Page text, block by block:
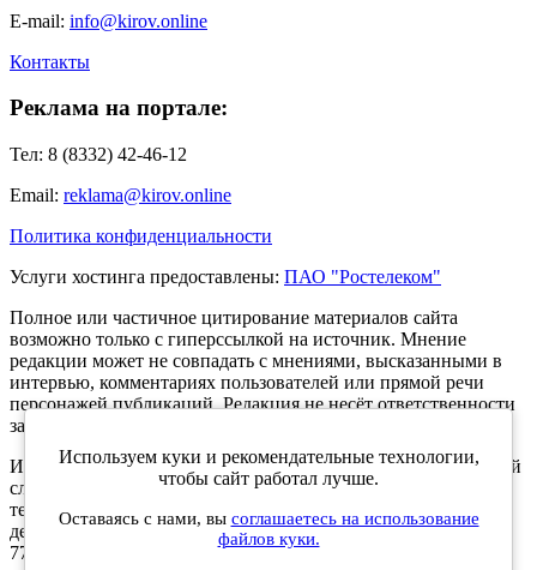
E-mail: info@kirov.online
Контакты
Реклама на портале:
Тел: 8 (8332) 42-46-12
Email: reklama@kirov.online
Политика конфиденциальности
Услуги хостинга предоставлены: ПАО "Ростелеком"
Полное или частичное цитирование материалов сайта
возможно только с гиперссылкой на источник. Мнение
редакции может не совпадать с мнениями, высказанными в
интервью, комментариях пользователей или прямой речи
персонажей публикаций. Редакция не несёт ответственности
за текст комментариев читателей.
Интернет-портал Kirov.online зарегистрирован в Федеральной
службе по надзору в сфере связи, информационных
технологий и массовых коммуникаций (Роскомнадзор) 5
декабря 2019 года. Регистрационный номер ЭЛ № ФС 77 -
77189.
Используем куки и рекомендательные технологии,
чтобы сайт работал лучше.
Оставаясь с нами, вы соглашаетесь на использование
файлов куки.